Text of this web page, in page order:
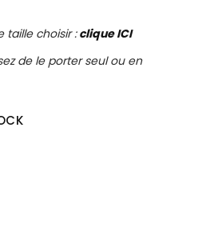
taille choisir :clique ICI
de le porter seul ou en